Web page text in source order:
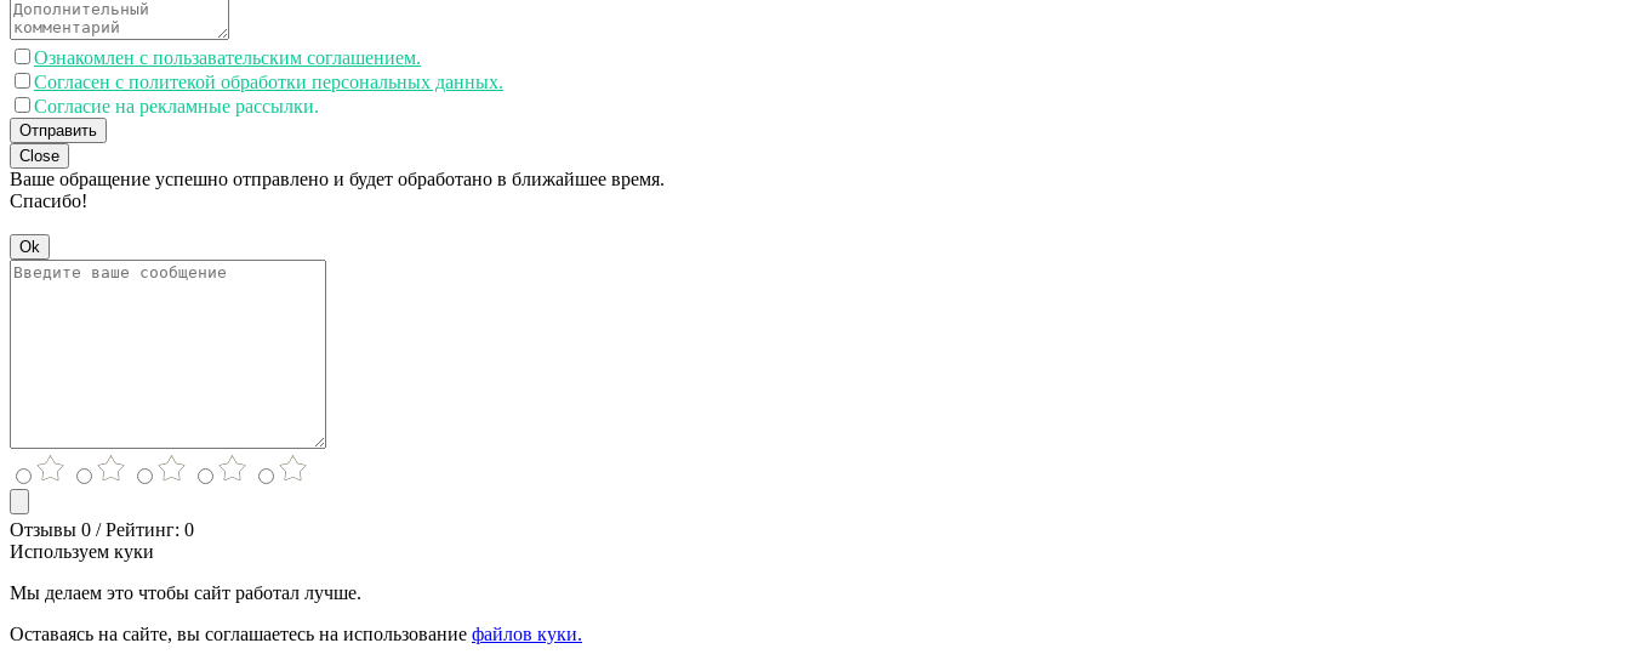
Ознакомлен с пользавательским соглашением.
Согласен с политекой обработки персональных данных.
Согласие на рекламные рассылки.
Отправить
Close
Ваше обращение успешно отправлено и будет обработано в ближайшее время.
Спасибо!
Ok
Отзывы 0 / Рейтинг: 0
Используем куки
Мы делаем это чтобы сайт работал лучше.
Оставаясь на сайте, вы соглашаетесь на использование файлов куки.